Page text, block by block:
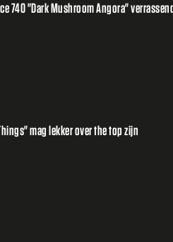
740 "Dark Mushroom Angora"
mag lekker over the top zijn